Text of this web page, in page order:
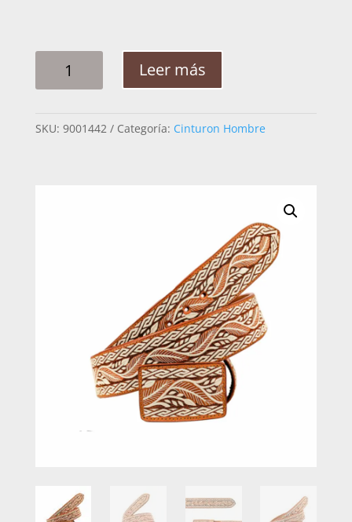
HOMBRE
OLA
Leer más
SKU: 9001442 Categoría: Cinturon Hombre